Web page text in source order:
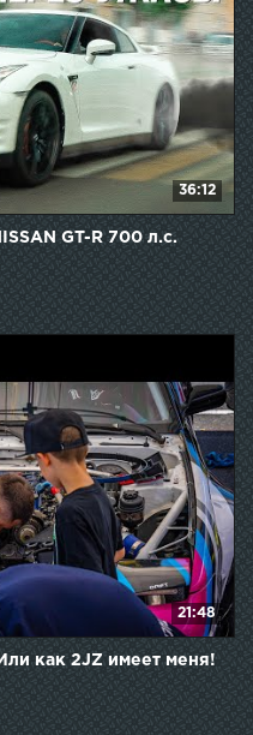
36:12
GT-R 700 л.с.
21:48
как 2JZ имеет меня!